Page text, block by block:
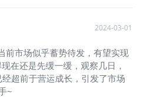
2024-03-01
前市场似乎蓄势待发，有望实现
在还是先缓一缓，观察几日，
超前于营运成长，引发了市场
~